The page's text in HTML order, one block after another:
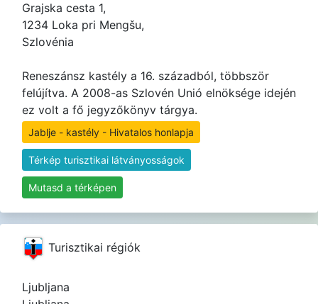
Grajska cesta 1,
1234 Loka pri Mengšu,
Szlovénia
Reneszánsz kastély a 16. századból, többször
felújítva. A 2008-as Szlovén Unió elnöksége idején
ez volt a fő jegyzőkönyv tárgya.
Jablje - kastély - Hivatalos honlapja
Térkép turisztikai látványosságok
Mutasd a térképen
Turisztikai régiók
Ljubljana